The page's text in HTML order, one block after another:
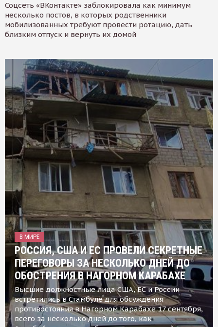
Соцсеть «ВКонтакте» заблокировала как минимум
несколько постов, в которых родственники
мобилизованных требуют провести ротацию, дать
близким отпуск и вернуть их домой
В МИРЕ
РОССИЯ, США И ЕС ПРОВЕЛИ СЕКРЕТНЫЕ
ПЕРЕГОВОРЫ ЗА НЕСКОЛЬКО ДНЕЙ ДО
ОБОСТРЕНИЯ В НАГОРНОМ КАРАБАХЕ
Высшие должностные лица США, ЕС и России
встретились в Стамбуле для обсуждения
противостояния в Нагорном Карабахе 17 сентября,
всего за несколько дней до того, как